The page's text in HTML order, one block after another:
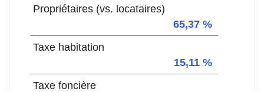
Propriétaires (vs. locataires)
65,37 %
Taxe habitation
15,11 %
Taxe foncière